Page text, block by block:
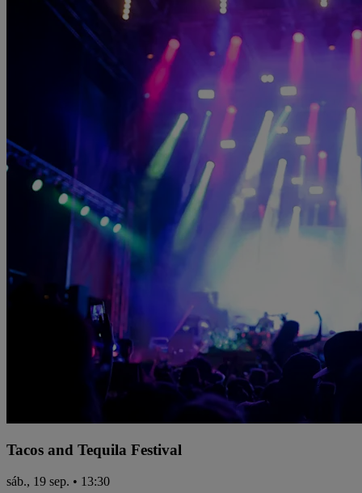
Tacos and Tequila Festival
sáb., 19 sep. • 13:30